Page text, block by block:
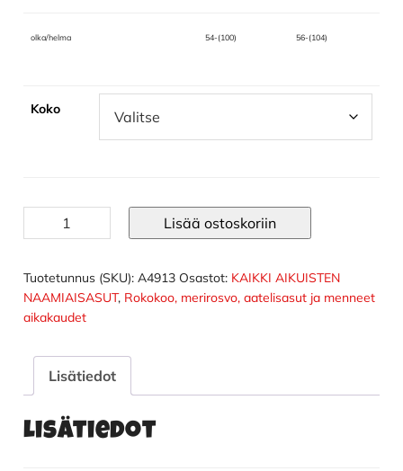
olka/helma 54-(100) 56-(104)
Koko
Merirosvoasu
Pirate
määrä
Lisää ostoskoriin
Tuotetunnus (SKU): A4913 Osastot: KAIKKI AIKUISTEN
NAAMIAISASUT, Rokokoo, merirosvo, aatelisasut ja menneet
aikakaudet
Lisätiedot
Lisätiedot